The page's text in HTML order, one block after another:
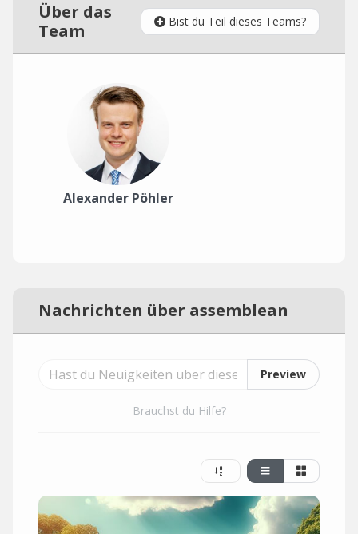
Über das
Team
Bist du Teil dieses Teams?
Alexander Pöhler
Nachrichten über assemblean
Preview
Brauchst du Hilfe?